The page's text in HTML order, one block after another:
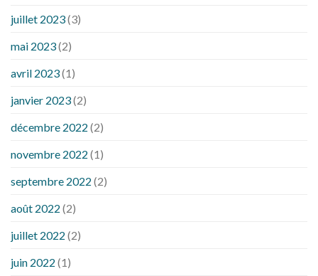
juillet 2023(3)
mai 2023(2)
avril 2023(1)
janvier 2023(2)
décembre 2022 (2)
novembre 2022 (1)
septembre 2022 (2)
août 2022 (2)
juillet 2022 (2)
juin 2022 (1)